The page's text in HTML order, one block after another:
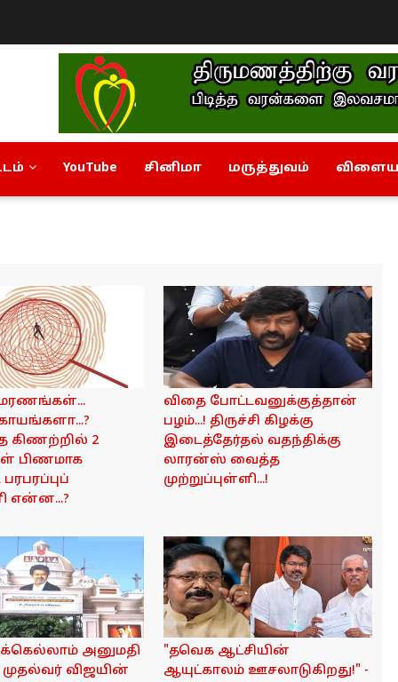
YouTube சினிமா மருத்துவம்
மரணங்கள்...
கிணற்றில் 2
பிணமாக
என்ன...?
விதை போட்டவனுக்குத்தான்
பழம்...! திருச்சி கிழக்கு
இடைத்தேர்தல் வதந்திக்கு
லாரன்ஸ் வைத்த
முற்றுப்புள்ளி...!
அனுமதி
விஜயின்
"தவெக ஆட்சியின்
ஆயுட்காலம் ஊசலாடுகிறது!" -